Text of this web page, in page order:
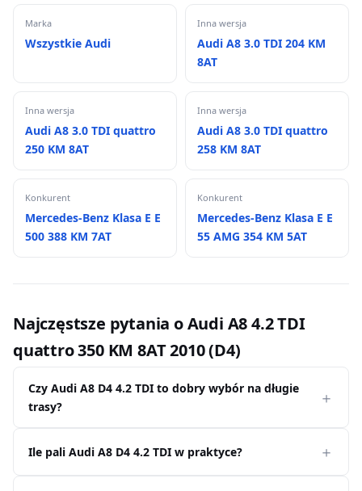
Marka
Wszystkie Audi
Inna wersja
Audi A8 3.0 TDI 204 KM
8AT
Inna wersja
Audi A8 3.0 TDI quattro
250 KM 8AT
Inna wersja
Audi A8 3.0 TDI quattro
258 KM 8AT
Konkurent
Mercedes-Benz Klasa E E
500 388 KM 7AT
Konkurent
Mercedes-Benz Klasa E E
55 AMG 354 KM 5AT
Najczęstsze pytania o Audi A8 4.2 TDI
quattro 350 KM 8AT 2010 (D4)
Czy Audi A8 D4 4.2 TDI to dobry wybór na długie
trasy?
Ile pali Audi A8 D4 4.2 TDI w praktyce?